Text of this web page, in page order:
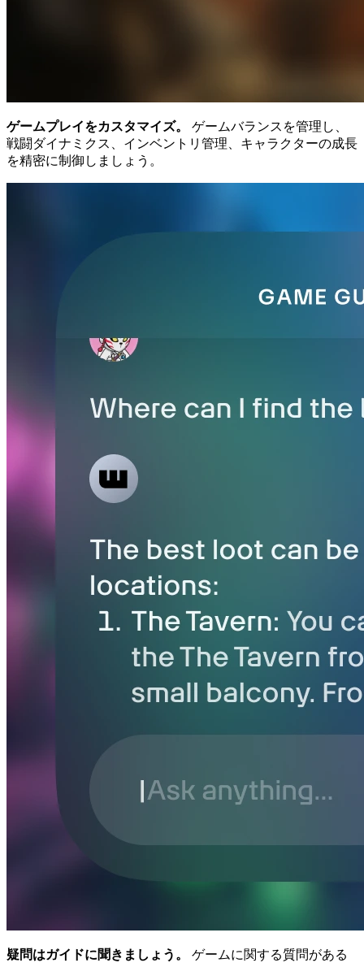
ゲームプレイをカスタマイズ。
ゲームバランスを管理し、
戦闘ダイナミクス、インベントリ管理、キャラクターの成長
を精密に制御しましょう。
疑問はガイドに聞きましょう。
ゲームに関する質問がある